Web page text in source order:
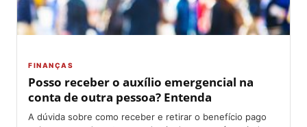
FINANÇAS
Posso receber o auxílio emergencial na
conta de outra pessoa? Entenda
A dúvida sobre como receber e retirar o benefício pago